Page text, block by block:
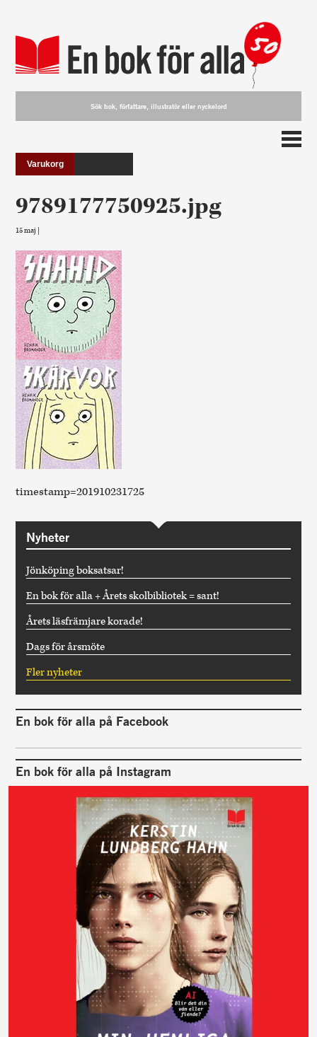
Varukorg
9789177750925.jpg
15 maj |
timestamp=201910231725
Nyheter
Jönköping boksatsar!
En bok för alla + Årets skolbibliotek = sant!
Årets läsfrämjare korade!
Dags för årsmöte
Fler nyheter
En bok för alla på Facebook
En bok för alla på Instagram